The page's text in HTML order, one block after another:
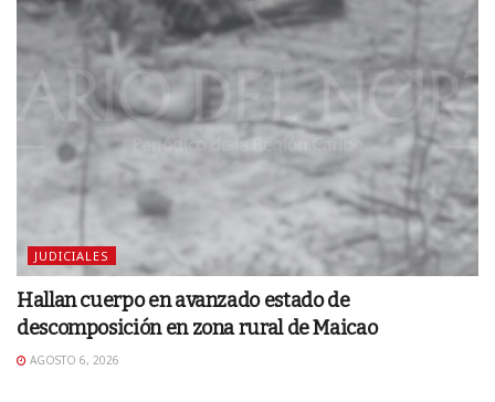
JUDICIALES
Hallan cuerpo en avanzado estado de
descomposición en zona rural de Maicao
AGOSTO 6, 2026